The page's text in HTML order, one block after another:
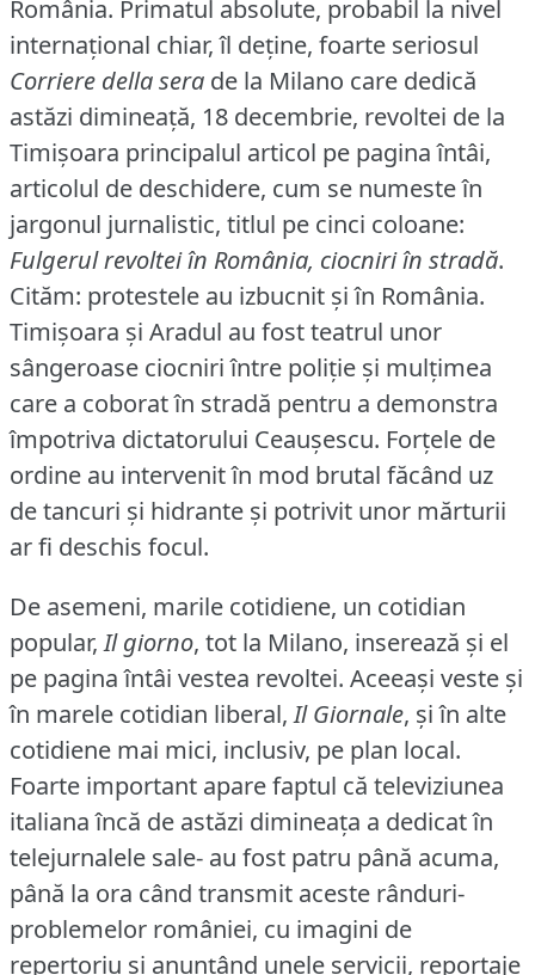
România. Primatul absolute, probabil la nivel
internaţional chiar, îl deţine, foarte seriosul
Corriere della sera de la Milano care dedică
astăzi dimineaţă, 18 decembrie, revoltei de la
Timişoara principalul articol pe pagina întâi,
articolul de deschidere, cum se numeste în
jargonul jurnalistic, titlul pe cinci coloane:
Fulgerul revoltei în România, ciocniri în stradă.
Cităm: protestele au izbucnit şi în România.
Timişoara şi Aradul au fost teatrul unor
sângeroase ciocniri între poliţie şi mulţimea
care a coborat în stradă pentru a demonstra
împotriva dictatorului Ceauşescu. Forţele de
ordine au intervenit în mod brutal făcând uz
de tancuri şi hidrante şi potrivit unor mărturii
ar fi deschis focul.
De asemeni, marile cotidiene, un cotidian
popular,Il giorno, tot la Milano, inserează şi el
pe pagina întâi vestea revoltei. Aceeaşi veste şi
în marele cotidian liberal,Il Giornale, şi în alte
cotidiene mai mici, inclusiv, pe plan local.
Foarte important apare faptul că televiziunea
italiana încă de astăzi dimineaţa a dedicat în
telejurnalele sale- au fost patru până acuma,
până la ora când transmit aceste rânduri-
problemelor româniei, cu imagini de
repertoriu şi anunţând unele servicii, reportaje